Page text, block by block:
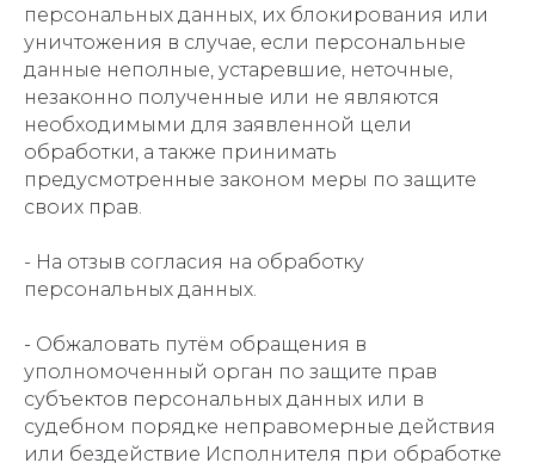
персональных данных, их блокирования или
уничтожения в случае, если персональные
данные неполные, устаревшие, неточные,
незаконно полученные или не являются
необходимыми для заявленной цели
обработки, а также принимать
предусмотренные законом меры по защите
своих прав.
- На отзыв согласия на обработку
персональных данных.
- Обжаловать путём обращения в
уполномоченный орган по защите прав
субъектов персональных данных или в
судебном порядке неправомерные действия
или бездействие Исполнителя при обработке